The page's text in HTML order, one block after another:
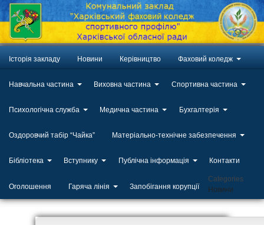
Історія закладу Новини Керівництво Фаховий коледж
Навчальна частина Виховна частина Спортивна частина
Психологічна служба Медична частина Бухгалтерія
Оздоровчий табір “Чайка” Матеріально-технічне забезпечення
Бібліотека Вступнику Публічна інформація Контакти
Оголошення Гаряча лінія Запобігання корупції
Categories
Новини